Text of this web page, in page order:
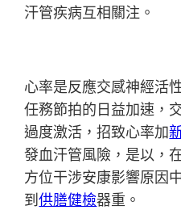
汗管疾病互相關注。
心率是反應交感神經活
任務節拍的日益加速，
過度激活，招致心率加
發血汗管風險，是以，
方位干涉安康影響原因
到供膳健檢器重。